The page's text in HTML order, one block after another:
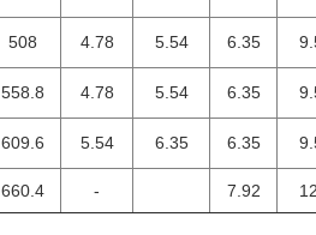
508 4.78 5.54 6.35
558.8 4.78 5.54 6.35
609.6 5.54 6.35 6.35
660.4 - 7.92